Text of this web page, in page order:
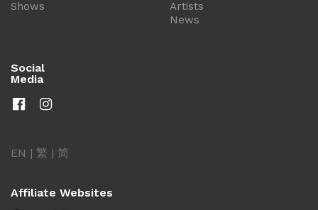
Shows
Artists
News
Social
Media
EN | 繁 | 简
Affiliate Websites